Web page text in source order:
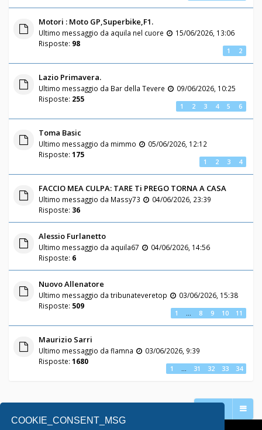
COOKIE_CONSENT_MSG
Motori : Moto GP,Superbike,F1.
Ultimo messaggio da aquila nel cuore
15/06/2026, 13:06
Risposte: 98
1 2
Lazio Primavera.
Ultimo messaggio da Bar della Tevere
09/06/2026, 10:25
Risposte: 255
1 2 3 4 5 6
Toma Basic
Ultimo messaggio da mimmo
05/06/2026, 12:12
Risposte: 175
1 2 3 4
FACCIO MEA CULPA: TARE Ti PREGO TORNA A CASA
Ultimo messaggio da Massy73
04/06/2026, 23:39
Risposte: 36
Alessio Furlanetto
Ultimo messaggio da aquila67
04/06/2026, 14:56
Risposte: 6
Nuovo Allenatore
Ultimo messaggio da tribunateveretop
03/06/2026, 15:38
Risposte: 509
1 8 9 10 11
Maurizio Sarri
Ultimo messaggio da flamna
03/06/2026, 9:39
Risposte: 1680
1 31 32 33 34